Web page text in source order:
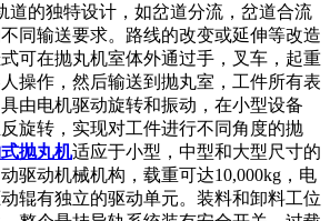
道的独特设计，如岔道分流，岔道合流
同输送要求。路线的改变或延伸等改造
可在抛丸机室体外通过手，叉车，起重
操作，然后输送到抛丸室，工件所有表
由电机驱动旋转和振动，在小型设备
旋转，实现对工件进行不同角度的抛
抛丸机适应于小型，中型和大型尺寸的
驱动机械机构，载重可达10,000kg，电
辊有独立的驱动单元。装料和卸料工位